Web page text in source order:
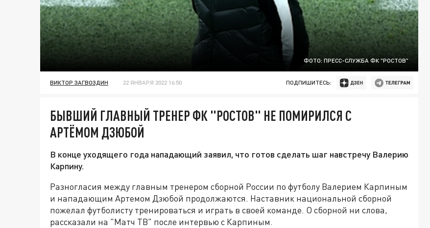
ФОТО: ПРЕСС-СЛУЖБА ФК "РОСТОВ"
ВИКТОР ЗАГВОЗДИН 22 ЯНВАРЯ 2022 16:50 ПОДПИШИТЕСЬ:
БЫВШИЙ ГЛАВНЫЙ ТРЕНЕР ФК "РОСТОВ" НЕ ПОМИРИЛСЯ С
АРТЁМОМ ДЗЮБОЙ
В конце уходящего года нападающий заявил, что готов сделать шаг навстречу Валерию
Карпину.
Разногласия между главным тренером сборной России по футболу Валерием Карпиным
и нападающим Артемом Дзюбой продолжаются. Наставник национальной сборной
пожелал футболисту тренироваться и играть в своей команде. О сборной ни слова,
рассказали на "Матч ТВ" после интервью с Карпиным.